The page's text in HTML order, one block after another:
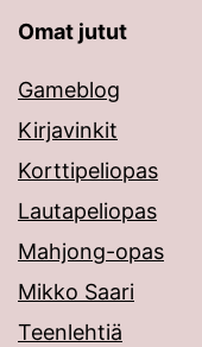
Omat jutut
Gameblog
Kirjavinkit
Korttipeliopas
Lautapeliopas
Mahjong-opas
Mikko Saari
Teenlehtiä